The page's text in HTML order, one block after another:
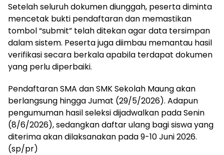
Setelah seluruh dokumen diunggah, peserta diminta
mencetak bukti pendaftaran dan memastikan
tombol “submit” telah ditekan agar data tersimpan
dalam sistem. Peserta juga diimbau memantau hasil
verifikasi secara berkala apabila terdapat dokumen
yang perlu diperbaiki.
Pendaftaran SMA dan SMK Sekolah Maung akan
berlangsung hingga Jumat (29/5/2026). Adapun
pengumuman hasil seleksi dijadwalkan pada Senin
(8/6/2026), sedangkan daftar ulang bagi siswa yang
diterima akan dilaksanakan pada 9-10 Juni 2026.
(sp/pr)